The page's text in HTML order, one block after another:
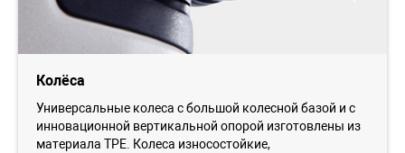
Колёса
Универсальные колеса с большой колесной базой и с
инновационной вертикальной опорой изготовлены из
материала TPE. Колеса износостойкие,